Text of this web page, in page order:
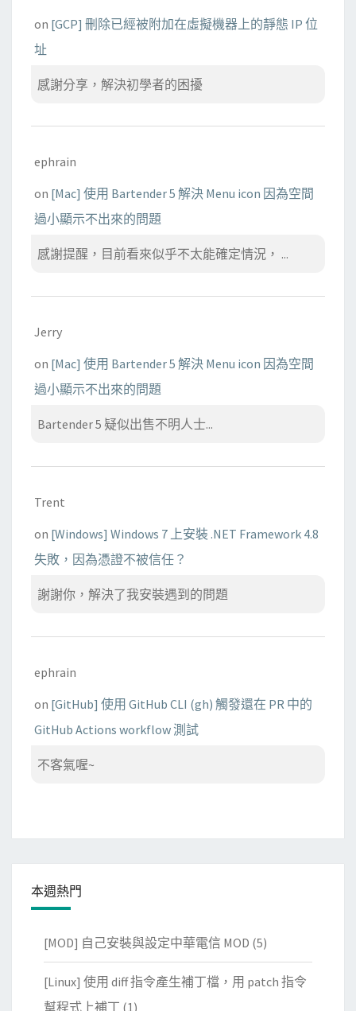
on [GCP] 刪除已經被附加在虛擬機器上的靜態 IP 位
址
感謝分享，解決初學者的困擾
ephrain
on [Mac] 使用 Bartender 5 解決 Menu icon 因為空間
過小顯示不出來的問題
感謝提醒，目前看來似乎不太能確定情況， ...
Jerry
on [Mac] 使用 Bartender 5 解決 Menu icon 因為空間
過小顯示不出來的問題
Bartender 5 疑似出售不明人士...
Trent
on [Windows] Windows 7 上安裝 .NET Framework 4.8
失敗，因為憑證不被信任？
謝謝你，解決了我安裝遇到的問題
ephrain
on [GitHub] 使用 GitHub CLI (gh) 觸發還在 PR 中的
GitHub Actions workflow 測試
不客氣喔~
本週熱門
[MOD] 自己安裝與設定中華電信 MOD (5)
[Linux] 使用 diff 指令產生補丁檔，用 patch 指令
幫程式上補丁 (1)